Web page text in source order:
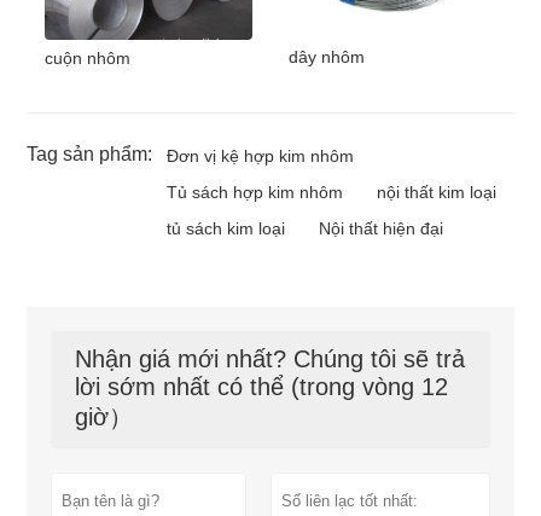
cuộn nhôm dây nhôm
Tag sản phẩm:
Đơn vị kệ hợp kim nhôm
Tủ sách hợp kim nhôm
nội thất kim loại
tủ sách kim loại
Nội thất hiện đại
Nhận giá mới nhất? Chúng tôi sẽ trả
lời sớm nhất có thể (trong vòng 12
giờ）